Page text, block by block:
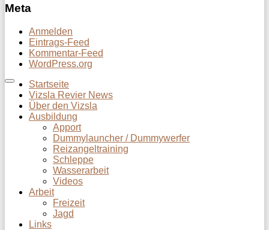
Meta
Anmelden
Eintrags-Feed
Kommentar-Feed
WordPress.org
Startseite
Vizsla Revier News
Über den Vizsla
Ausbildung
Apport
Dummylauncher / Dummywerfer
Reizangeltraining
Schleppe
Wasserarbeit
Videos
Arbeit
Freizeit
Jagd
Links